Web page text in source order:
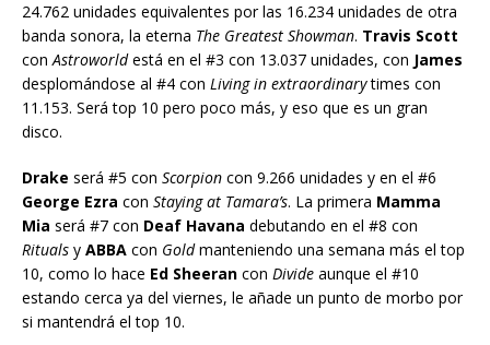
24.762 unidades equivalentes por las 16.234 unidades de otra
banda sonora, la eterna The Greatest Showman. Travis Scott
con Astroworldestá en el #3 con 13.037 unidades, con James
desplomándose al #4 con Living in extraordinarytimes con
11.153. Será top 10 pero poco más, y eso que es un gran
disco.
Drake será #5 con Scorpion con 9.266 unidades y en el #6
George Ezra con Staying at Tamara’s. La primera Mamma
Mia será #7 con Deaf Havana debutando en el #8 con
Rituals y ABBA con Goldmanteniendo una semana más el top
10, como lo hace Ed Sheeran con Divide aunque el #10
estando cerca ya del viernes, le añade un punto de morbo por
si mantendrá el top 10.